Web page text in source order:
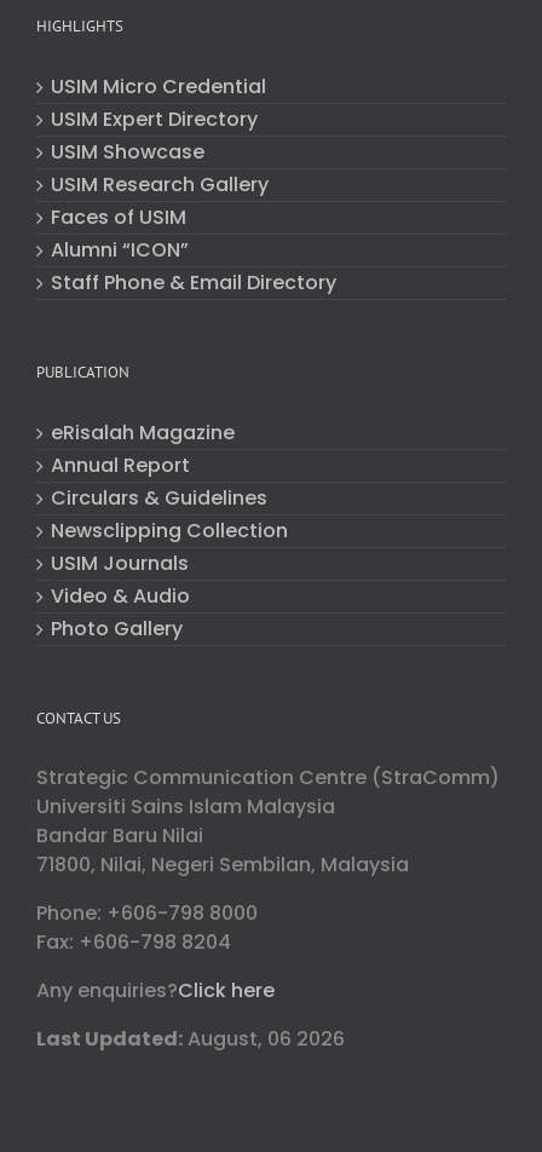
HIGHLIGHTS
USIM Micro Credential
USIM Expert Directory
USIM Showcase
USIM Research Gallery
Faces of USIM
Alumni “ICON”
Staff Phone & Email Directory
PUBLICATION
eRisalah Magazine
Annual Report
Circulars & Guidelines
Newsclipping Collection
USIM Journals
Video & Audio
Photo Gallery
CONTACT US
Strategic Communication Centre (StraComm)
Universiti Sains Islam Malaysia
Bandar Baru Nilai
71800, Nilai, Negeri Sembilan, Malaysia
Phone: +606-798 8000
Fax: +606-798 8204
Any enquiries?Click here
Last Updated: August, 06 2026